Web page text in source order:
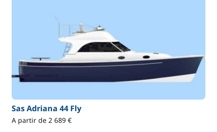
Sas Adriana 44 Fly
A partir de 2 689 €